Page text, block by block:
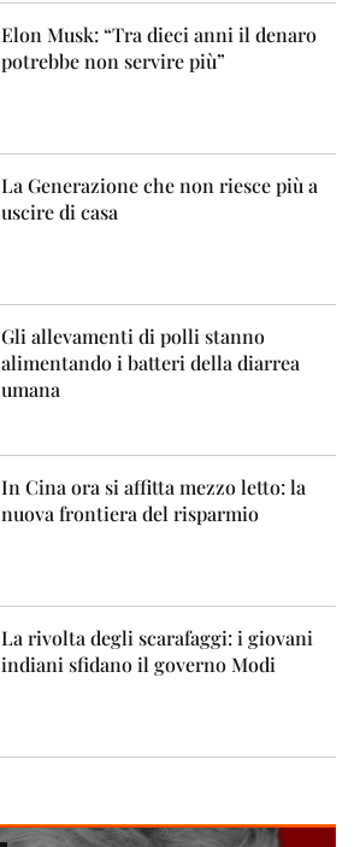
Elon Musk: “Tra dieci anni il denaro
potrebbe non servire più”
La Generazione che non riesce più a
uscire di casa
Gli allevamenti di polli stanno
alimentando i batteri della diarrea
umana
In Cina ora si affitta mezzo letto: la
nuova frontiera del risparmio
La rivolta degli scarafaggi: i giovani
indiani sfidano il governo Modi